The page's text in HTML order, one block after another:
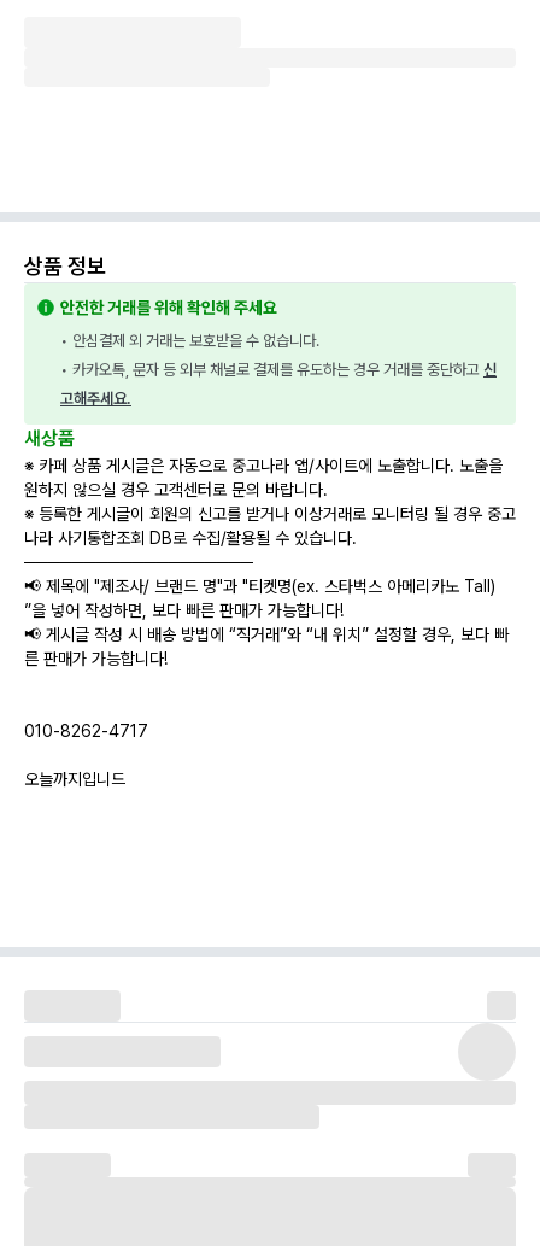
상품 정보
안전한 거래를 위해 확인해 주세요
• 안심결제 외 거래는 보호받을 수 없습니다.
• 카카오톡, 문자 등 외부 채널로 결제를 유도하는 경우 거래를 중단하고 신
고해주세요.
새상품
※ 카페 상품 게시글은 자동으로 중고나라 앱/사이트에 노출합니다. 노출을
원하지 않으실 경우 고객센터로 문의 바랍니다.
※ 등록한 게시글이 회원의 신고를 받거나 이상거래로 모니터링 될 경우 중고
나라 사기통합조회 DB로 수집/활용될 수 있습니다.
───────────────────
📢 제목에 "제조사/ 브랜드 명"과 "티켓명(ex. 스타벅스 아메리카노 Tall)
”을 넣어 작성하면, 보다 빠른 판매가 가능합니다!
📢 게시글 작성 시 배송 방법에 “직거래”와 “내 위치” 설정할 경우, 보다 빠
른 판매가 가능합니다!
010-8262-4717
오늘까지입니드